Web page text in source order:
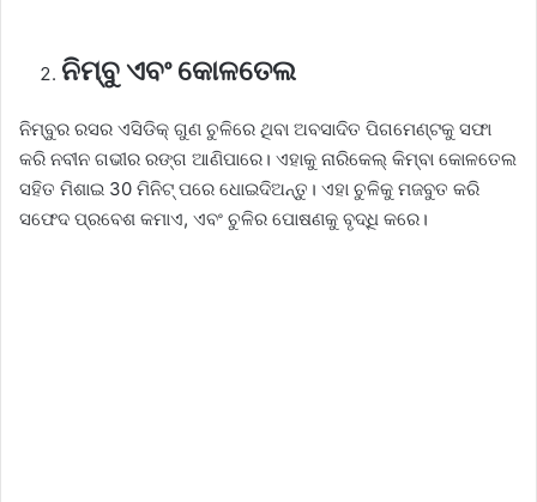
ନିମ୍ବୁ ଏବଂ କୋଳତେଲ
ନିମ୍ବୁର ରସର ଏସିଡିକ୍ ଗୁଣ ଚୁଳିରେ ଥିବା ଅବସାଦିତ ପିଗମେଣ୍ଟକୁ ସଫା
କରି ନବୀନ ଗଭୀର ରଙ୍ଗ ଆଣିପାରେ। ଏହାକୁ ନାରିକେଲ୍ କିମ୍ବା କୋଳତେଲ
ସହିତ ମିଶାଇ 30 ମିନିଟ୍ ପରେ ଧୋଇଦିଅନ୍ତୁ। ଏହା ଚୁଳିକୁ ମଜବୁତ କରି
ସଫେଦ ପ୍ରବେଶ କମାଏ, ଏବଂ ଚୁଳିର ପୋଷଣକୁ ବୃଦ୍ଧି କରେ।